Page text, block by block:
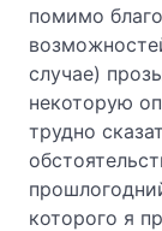
помимо
случае)
некоторую
трудно
которого я